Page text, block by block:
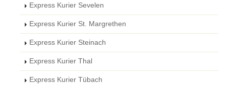
Express Kurier Sevelen
Express Kurier St. Margrethen
Express Kurier Steinach
Express Kurier Thal
Express Kurier Tübach